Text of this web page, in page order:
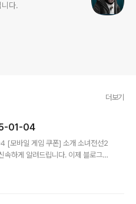
다.
더보기
2 쿠폰 및 공식 카페 25-01-04
임 쿠폰] 소개 소녀전선2
려드립니다. 이제 블로그나